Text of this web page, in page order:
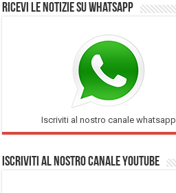
Ricevi le notizie su Whatsapp
Iscriviti al nostro canale whatsapp
Iscriviti al nostro Canale Youtube